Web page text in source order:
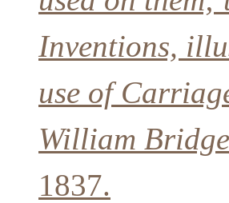
Inventions,
use of
William
1837.